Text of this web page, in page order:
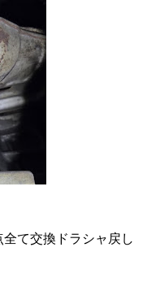
て交換ドラシャ戻し